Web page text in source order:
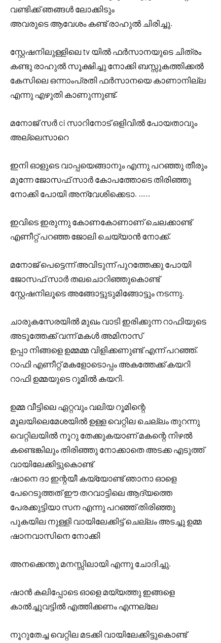
വണ്ടിക്ക് ഞങ്ങൾ ലോക്കിടും
അവരുടെ ആവേശം കണ്ട് രാഹുൽ ചിരിച്ചു.
സ്റ്റേഷനിലുള്ളിലെ tv യിൽ ഫർസാനയുടെ ചിത്രം
കണ്ടു രാഹുൽ സൂക്ഷിച്ചു നോക്കി ബസ്സുകത്തിക്കൽ
കേസിലെ ഒന്നാംപ്രതി ഫർസാനയെ കാണാനില്ല
എന്നു എഴുതി കാണുന്നുണ്ട്.
മനോജ്‌ സർ ci സാറിനോട് ഒളിവിൽ പോയതാവും
അല്ലെസാറെ
ഇനി ഓളുടെ വാപ്പയെങ്ങാനും എന്നു പറഞ്ഞു തീരും
മുന്നേ ജോസഫ് സാർ കോപത്തോടെ തിരിഞ്ഞു
നോക്കി പോയി അന്വേശിക്കെടാ. …..
ഇവിടെ ഇരുന്നു കോണകോണാണ് ചെലക്കാണ്ട്
എണീറ്റ് പറഞ്ഞ ജോലി ചെയ്യാൻ നോക്ക്.
മനോജ്‌ പെട്ടെന്ന് അവിടുന്ന് പുറത്തേക്കു പോയി
ജോസഫ് സാർ തലചൊറിഞ്ഞുകൊണ്ട്
സ്റ്റേഷനിലൂടെ അങ്ങോട്ടുടുമിങ്ങോട്ടും നടന്നു.
ചാരുകസേരയിൽ മുഖം വാടി ഇരിക്കുന്ന റാഫിയുടെ
അടുത്തേക്ക് വന്ന് മകൾ അമിനാസ്
ഉപ്പാ നിങ്ങളെ ഉമ്മമ്മ വിളിക്കണുണ്ട് എന്ന് പറഞ്ഞ്.
റാഫി എണീറ്റ് മകളോടൊപ്പം അകത്തേക്ക് കയറി
റാഫി ഉമ്മയുടെ റൂമിൽ കയറി.
ഉമ്മ വീട്ടിലെ ഏറ്റവും വലിയ റൂമിന്റെ
മൂലയിലെമേശയിൽ ഉള്ള വെറ്റില ചെല്ലം തുറന്നു
വെറ്റിലയിൽ നൂറു തേക്കുകയാണ് മകന്റെ നിഴൽ
കണ്ടെങ്കിലും തിരിഞ്ഞു നോക്കാതെ അടക്ക എടുത്ത്
വായിലേക്കിട്ടുകൊണ്ട്
ഷാനെ ദാ ഇന്റയീ കയ്യോണ്ട് ഞാനാ ഓളെ
പേറെടുത്തത് ഈ തറവാട്ടിലെ ആദ്യത്തെ
പേരക്കുട്ടിയാ സന എന്നു പറഞ്ഞ് തിരിഞ്ഞു
പുകയില നുള്ളി വായിലേക്കിട്ട് ചെല്ലം അടച്ചു ഉമ്മ
ഷാനവാസിനെ നോക്കി
അനക്കെന്തു മനസ്സിലായി എന്നു ചോദിച്ചു.
ഷാൻ കലിപ്പോടെ ഓളെ മയ്യത്തു ഇങ്ങളെ
കാൽച്ചുവട്ടിൽ എത്തിക്കണം എന്നല്ലേ
നൂറുതേച്ച വെറ്റില മടക്കി വായിലേക്കിട്ടുകൊണ്ട്